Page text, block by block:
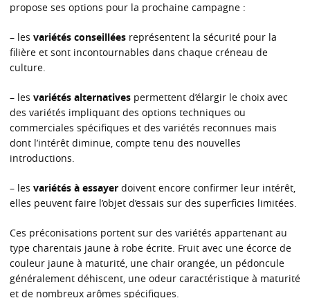
propose ses options pour la prochaine campagne :
– les variétés conseillées représentent la sécurité pour la
filière et sont incontournables dans chaque créneau de
culture.
– les variétés alternatives permettent d’élargir le choix avec
des variétés impliquant des options techniques ou
commerciales spécifiques et des variétés reconnues mais
dont l’intérêt diminue, compte tenu des nouvelles
introductions.
– les variétés à essayer doivent encore confirmer leur intérêt,
elles peuvent faire l’objet d’essais sur des superficies limitées.
Ces préconisations portent sur des variétés appartenant au
type charentais jaune à robe écrite. Fruit avec une écorce de
couleur jaune à maturité, une chair orangée, un pédoncule
généralement déhiscent, une odeur caractéristique à maturité
et de nombreux arômes spécifiques.